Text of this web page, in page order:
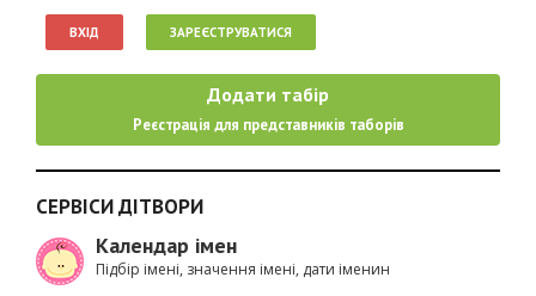
ВХІД ЗАРЕЄСТРУВАТИСЯ
Додати табір
Реєстрація для представників таборів
СЕРВІСИ ДІТВОРИ
Календар імен
Підбір імені, значення імені, дати іменин